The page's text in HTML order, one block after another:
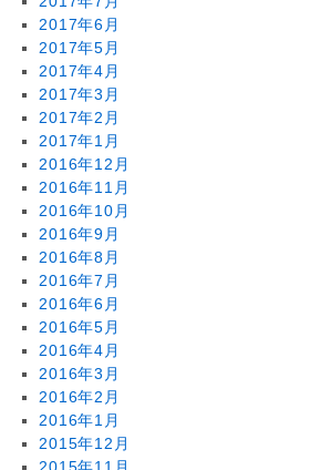
2017年6月
2017年5月
2017年4月
2017年3月
2017年2月
2017年1月
2016年12月
2016年11月
2016年10月
2016年9月
2016年8月
2016年7月
2016年6月
2016年5月
2016年4月
2016年3月
2016年2月
2016年1月
2015年12月
2015年11月